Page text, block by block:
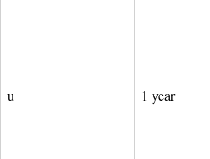
u 1 year